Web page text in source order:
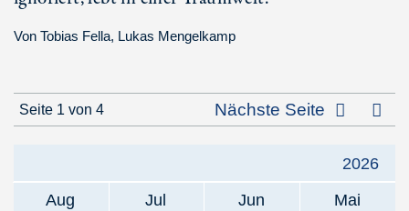
Von Tobias Fella, Lukas Mengelkamp
Seite 1 von 4 Nächste Seite
2026
Aug
Jul Jun
Mai